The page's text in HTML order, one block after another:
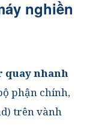
nghiền
nhanh
phận chính,
trên vành